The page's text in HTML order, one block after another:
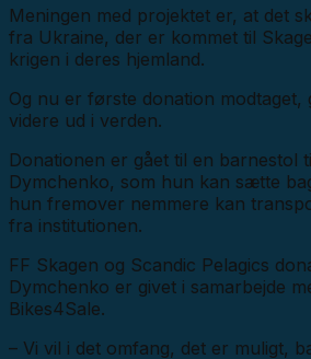
Meningen med projektet er, at det
fra Ukraine, der er kommet til
krigen i deres hjemland.
Og nu er første donation modtaget,
videre ud i verden.
Donationen er gået til en barnestol
Dymchenko, som hun kan sætte
hun fremover nemmere kan
fra institutionen.
FF Skagen og Scandic Pelagics
Dymchenko er givet i samarbejde
Bikes4Sale.
– Vi vil i det omfang, det er muligt,